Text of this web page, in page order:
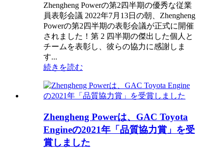
Zhengheng Powerの第2四半期の優秀な従業
員表彰会議 2022年7月13日の朝、Zhengheng
Powerの第2四半期の表彰会議が正式に開催
されました！第 2 四半期の傑出した個人と
チームを表彰し、彼らの協力に感謝しま
す...
続きを読む
Zhengheng Powerは、GAC Toyota
Engineの2021年「品質協力賞」を受
賞しました